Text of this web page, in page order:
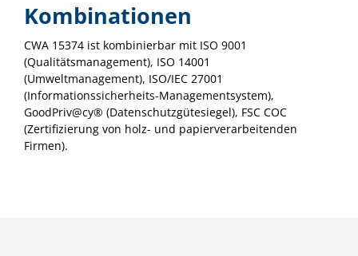
Kombinationen
CWA 15374 ist kombinierbar mit ISO 9001
(Qualitätsmanagement), ISO 14001
(Umweltmanagement), ISO/IEC 27001
(Informationssicherheits-Managementsystem),
GoodPriv@cy® (Datenschutzgütesiegel), FSC COC
(Zertifizierung von holz- und papierverarbeitenden
Firmen).